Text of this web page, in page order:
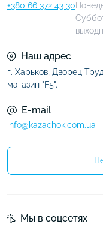
+380 66 372 43 30
Наш адрес
г. Харьков, Дворец
магазин "F5".
E-mail
info@kazachok.com.ua
Мы в соцсетях